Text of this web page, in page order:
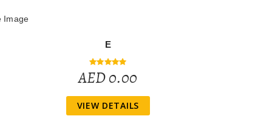
E
AED 0.00
VIEW DETAILS